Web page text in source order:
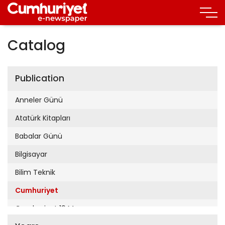
Catalog
Publication
Anneler Günü
Atatürk Kitapları
Babalar Günü
Bilgisayar
Bilim Teknik
Cumhuriyet
Cumhuriyet 19 Mayıs